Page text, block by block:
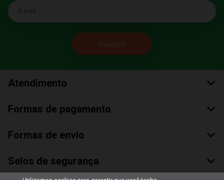
E-mail
Atendimento
Formas de pagamento
Formas de envio
Selos de segurança